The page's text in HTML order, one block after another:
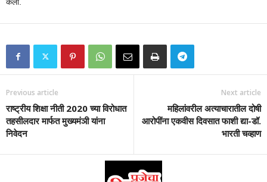
Previous article
राष्ट्रीय शिक्षा नीती 2020 च्या विरोधात
तहसीलदार मार्फत मुख्यमंञी यांना
निवेदन
Next article
महिलांवरील अत्याचारातील दोषी
आरोपींना एकवीस दिवसात फाशी द्या-डॉ.
भारती चव्हाण